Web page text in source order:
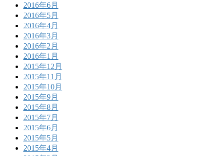
2016年6月
2016年5月
2016年4月
2016年3月
2016年2月
2016年1月
2015年12月
2015年11月
2015年10月
2015年9月
2015年8月
2015年7月
2015年6月
2015年5月
2015年4月